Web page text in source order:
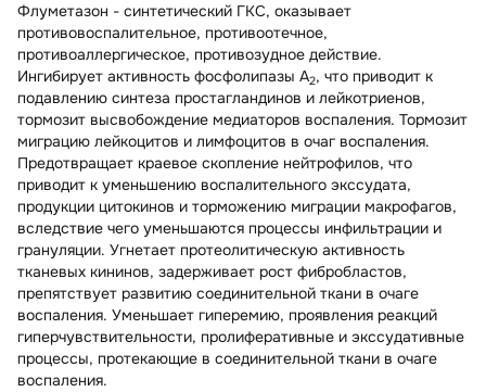
Флуметазон - синтетический ГКС, оказывает
противовоспалительное, противоотечное,
противоаллергическое, противозудное действие.
Ингибирует активность фосфолипазы А2, что приводит к
подавлению синтеза простагландинов и лейкотриенов,
тормозит высвобождение медиаторов воспаления. Тормозит
миграцию лейкоцитов и лимфоцитов в очаг воспаления.
Предотвращает краевое скопление нейтрофилов, что
приводит к уменьшению воспалительного экссудата,
продукции цитокинов и торможению миграции макрофагов,
вследствие чего уменьшаются процессы инфильтрации и
грануляции. Угнетает протеолитическую активность
тканевых кининов, задерживает рост фибробластов,
препятствует развитию соединительной ткани в очаге
воспаления. Уменьшает гиперемию, проявления реакций
гиперчувствительности, пролиферативные и экссудативные
процессы, протекающие в соединительной ткани в очаге
воспаления.